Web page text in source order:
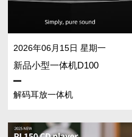
2026年06月15日 星期一
新品小型一体机D100
解码耳放一体机